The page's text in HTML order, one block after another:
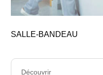
SALLE-BANDEAU
Découvrir